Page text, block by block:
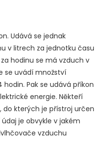
Udává se jednak
v litrech za jednotku času
hodinu se má vzduch v
se uvádí množství
Pak se udává příkon
energie. Někteří
do kterých je přístroj určen
je obvykle v jakém
vzduchu